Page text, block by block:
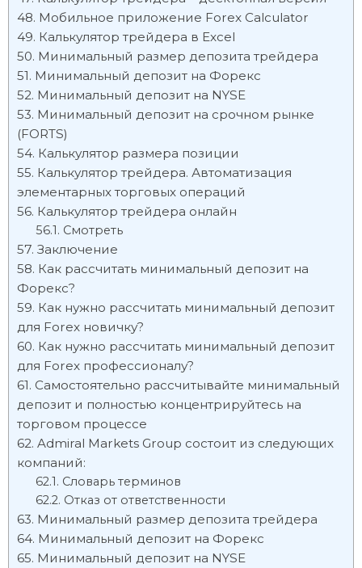
Мобильное приложение Forex Calculator
Калькулятор трейдера в Excel
Минимальный размер депозита трейдера
Минимальный депозит на Форекс
Минимальный депозит на NYSE
Минимальный депозит на срочном рынке
(FORTS)
Калькулятор размера позиции
Калькулятор трейдера. Автоматизация
элементарных торговых операций
Калькулятор трейдера онлайн
Смотреть
Заключение
Как рассчитать минимальный депозит на
Форекс?
Как нужно рассчитать минимальный депозит
для Forex новичку?
Как нужно рассчитать минимальный депозит
для Forex профессионалу?
Самостоятельно рассчитывайте минимальный
депозит и полностью концентрируйтесь на
торговом процессе
Admiral Markets Group состоит из следующих
компаний:
Словарь терминов
Отказ от ответственности
Минимальный размер депозита трейдера
Минимальный депозит на Форекс
Минимальный депозит на NYSE